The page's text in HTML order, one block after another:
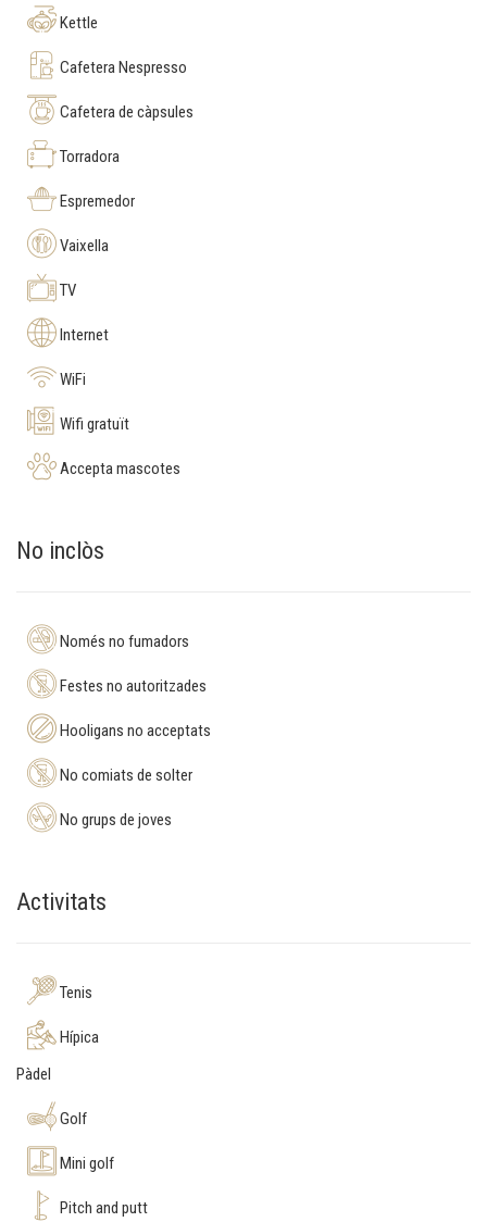
Kettle
Cafetera Nespresso
Cafetera de càpsules
Torradora
Espremedor
Vaixella
TV
Internet
WiFi
Wifi gratuït
Accepta mascotes
No inclòs
Només no fumadors
Festes no autoritzades
Hooligans no acceptats
No comiats de solter
No grups de joves
Activitats
Tenis
Hípica
Pàdel
Golf
Mini golf
Pitch and putt